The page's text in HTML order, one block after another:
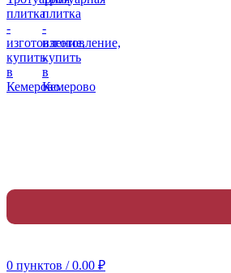
0 пунктов / 0.00 ₽